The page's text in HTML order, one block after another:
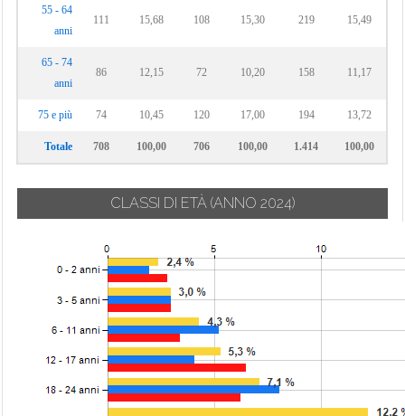
55 - 64
anni
111 15,68 108 15,30 219 15,49
65 - 74
anni
86 12,15 72 10,20 158 11,17
75 e più 74 10,45 120 17,00 194 13,72
Totale 708 100,00 706 100,00 1.414 100,00
CLASSI DI ETÀ (ANNO 2024)